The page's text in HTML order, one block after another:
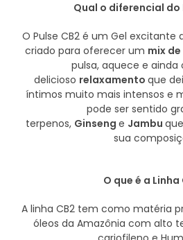
Qual o diferencial do
O Pulse CB2 é um Gel
criado para oferecer um mix
pulsa, aquece e
delicioso relaxamento que
íntimos muito mais intensos e
pode ser sentido
terpenos, Ginseng e Jambu
sua
O que é a Linha
A linha CB2 tem como matéria
óleos da Amazônia com alto